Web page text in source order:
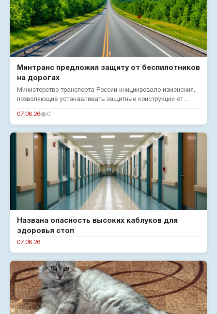
Минтранс предложил защиту от беспилотников
на дорогах
Министерство транспорта России инициировало изменения,
позволяющие устанавливать защитные конструкции от
07.08.26 0
Названа опасность высоких каблуков для
здоровья стоп
07.08.26